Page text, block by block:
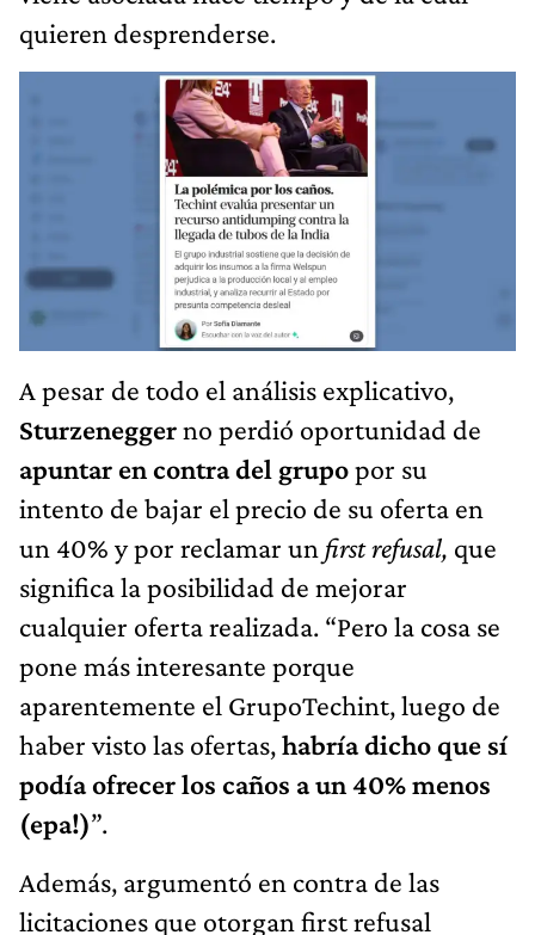
quieren desprenderse.
A pesar de todo el análisis explicativo,
Sturzeneggerno perdió oportunidad de
apuntar en contra del grupopor su
intento de bajar el precio de su oferta en
un 40% y por reclamar un first refusal, que
significa la posibilidad de mejorar
cualquier oferta realizada. “Pero la cosa se
pone más interesante porque
aparentemente el GrupoTechint, luego de
haber visto las ofertas,habría dicho que sí
podía ofrecer los caños a un 40% menos
(epa!)”.
Además, argumentó en contra de las
licitaciones que otorgan first refusal